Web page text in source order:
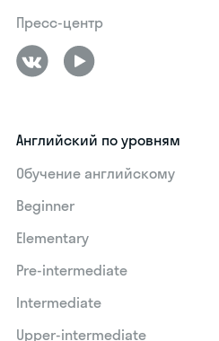
Пресс-центр
Английский по уровням
Обучение английскому
Beginner
Elementary
Pre-intermediate
Intermediate
Upper-intermediate